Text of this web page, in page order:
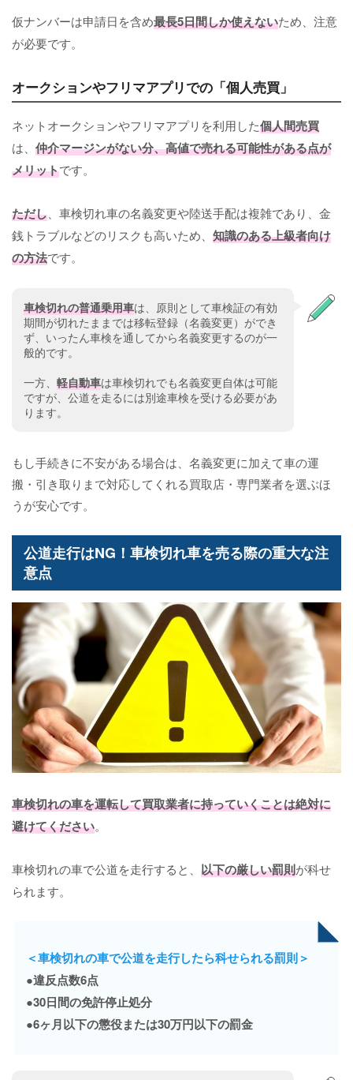
仮ナンバーは申請日を含め最長5日間しか使えないため、注意
が必要です。
オークションやフリマアプリでの「個人売買」
ネットオークションやフリマアプリを利用した個人間売買
は、 仲介マージンがない分、高値で売れる可能性がある点が
メリットです。
ただし、車検切れ車の名義変更や陸送手配は複雑であり、金
銭トラブルなどのリスクも高いため、 知識のある上級者向け
の方法です。
車検切れの普通乗用車は、原則として車検証の有効
期間が切れたままでは移転登録（名義変更）ができ
ず、いったん車検を通してから名義変更するのが一
般的です。
一方、 軽自動車は車検切れでも名義変更自体は可能
ですが、公道を走るには別途車検を受ける必要があ
ります。
もし手続きに不安がある場合は、名義変更に加えて車の運
搬・引き取りまで対応してくれる買取店・専門業者を選ぶほ
うが安心です。
公道走行はNG！車検切れ車を売る際の重大な注
意点
車検切れの車を運転して買取業者に持っていくことは絶対に
避けてください。
車検切れの車で公道を走行すると、 以下の厳しい罰則が科せ
られます。
＜車検切れの車で公道を走行したら科せられる罰則＞
●違反点数6点
●30日間の免許停止処分
●6ヶ月以下の懲役または30万円以下の罰金